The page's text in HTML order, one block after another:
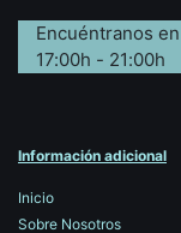
Encuéntranos
17:00h - 21:00h
Información adicional
Inicio
Sobre Nosotros